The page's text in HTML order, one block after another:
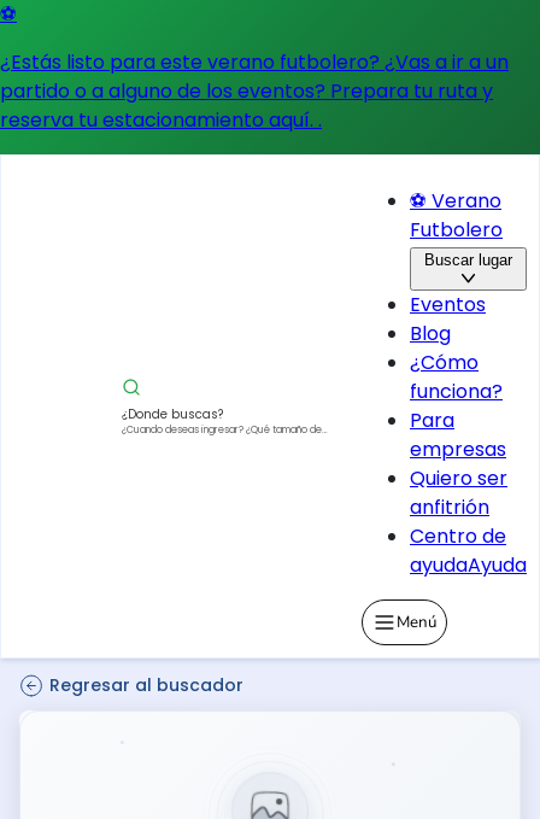
⚽
¿Estás listo para este verano futbolero? ¿Vas a ir a un
partido o a alguno de los eventos? Prepara tu ruta y
reserva tu estacionamiento aquí. .
¿Donde buscas?
¿Cuando deseas ingresar?¿Qué tamaño de
⚽ Verano
Futbolero
Buscar lugar
Eventos
Blog
¿Cómo
funciona?
Para
empresas
Quiero ser
anfitrión
Centro de
ayudaAyuda
Menú
Regresar al buscador